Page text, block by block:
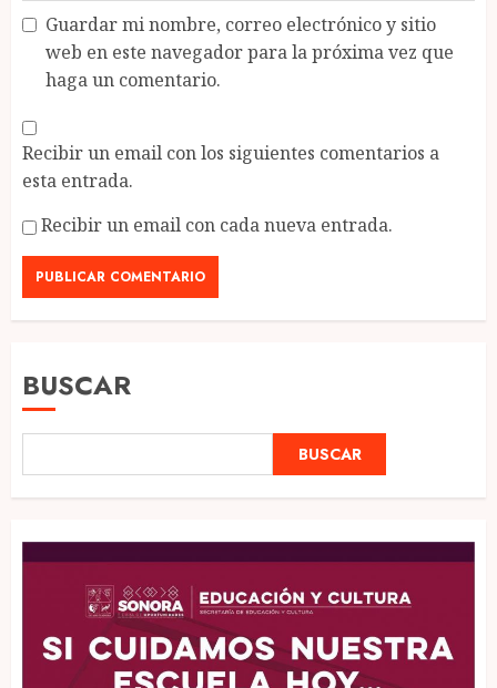
Guardar mi nombre, correo electrónico y sitio
web en este navegador para la próxima vez que
haga un comentario.
Recibir un email con los siguientes comentarios a
esta entrada.
Recibir un email con cada nueva entrada.
BUSCAR
BUSCAR